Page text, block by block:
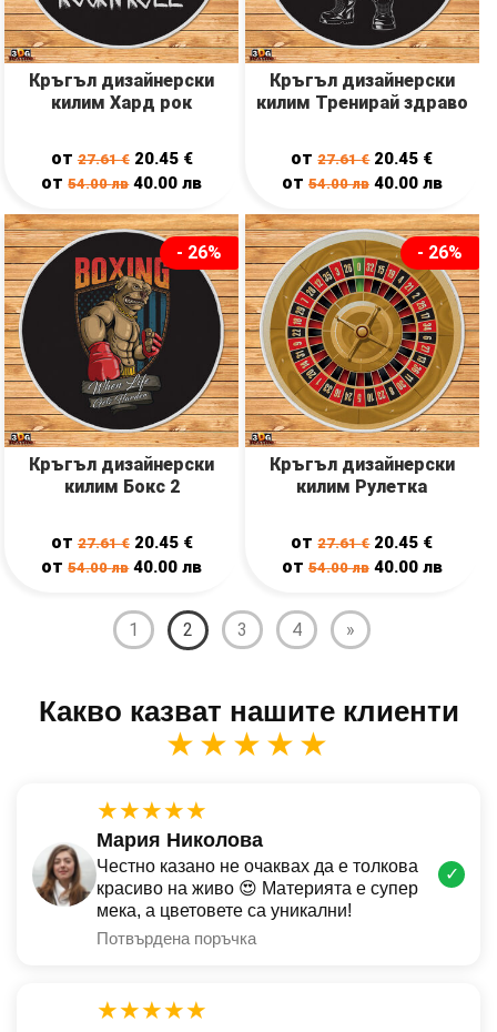
Кръгъл дизайнерски
килим Хард рок
от27.61€ 20.45 €
от54.00лв 40.00лв
Кръгъл дизайнерски
килим Тренирай здраво
от27.61€ 20.45 €
от 54.00лв 40.00 лв
- 26%
Кръгъл дизайнерски
килим Бокс 2
от27.61€ 20.45 €
от54.00лв 40.00лв
- 26%
Кръгъл дизайнерски
килим Рулетка
от27.61€ 20.45 €
от 54.00лв 40.00 лв
1 2 3 4 »
Какво казват нашите клиенти
★★★★★
★★★★★
Мария Николова
Честно казано не очаквах да е толкова
красиво на живо 😍 Материята е супер
мека, а цветовете са уникални!
Потвърдена поръчка
✓
★★★★★